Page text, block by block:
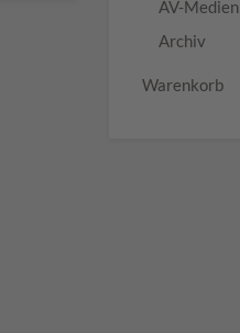
AV-Medien
Archiv
Warenkorb